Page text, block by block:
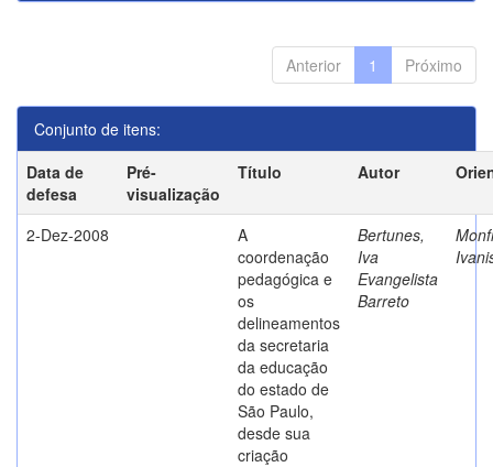
Anterior 1 Próximo
Conjunto de itens:
Data de
defesa
Pré-
visualização
Título Autor
2-Dez-2008
A
coordenação
pedagógica e
os
delineamentos
da secretaria
da educação
do estado de
São Paulo,
desde sua
criação
Bertunes,
Iva
Evangelista
Barreto